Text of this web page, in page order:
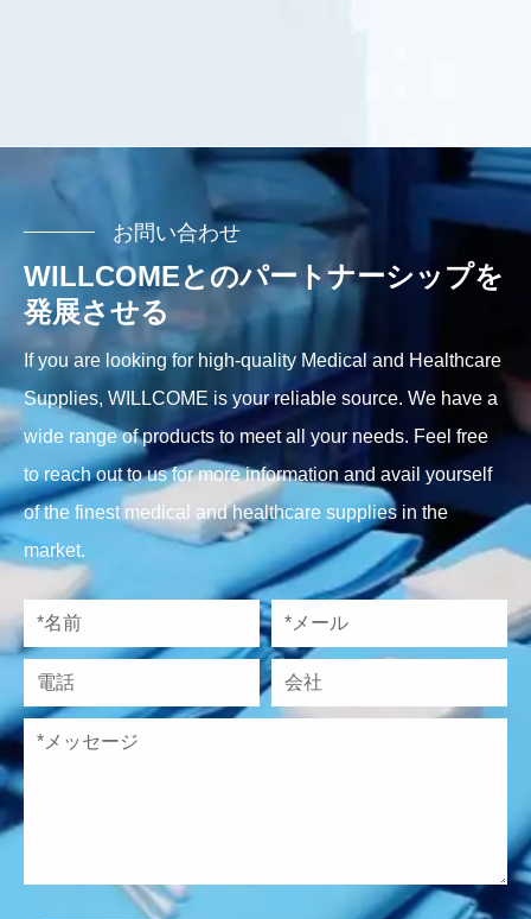
お問い合わせ
WILLCOMEとのパートナーシップを
発展させる
If you are looking for high-quality Medical and Healthcare
Supplies, WILLCOME is your reliable source. We have a
wide range of products to meet all your needs. Feel free
to reach out to us for more information and avail yourself
of the finest medical and healthcare supplies in the
market.